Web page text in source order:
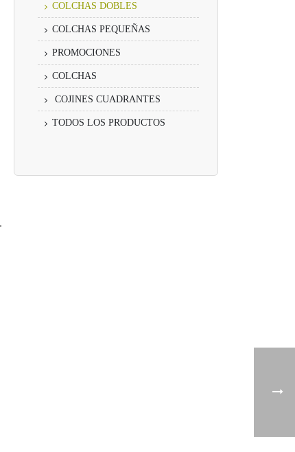
COLCHAS DOBLES
COLCHAS PEQUEÑAS
PROMOCIONES
COLCHAS
COJINES CUADRANTES
TODOS LOS PRODUCTOS